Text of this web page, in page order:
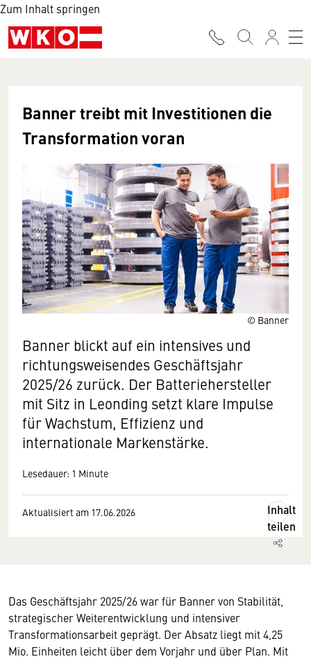
Zum Inhalt springen
© Banner
Banner treibt mit Investitionen die
Transformation voran
Banner blickt auf ein intensives und
richtungsweisendes Geschäftsjahr
2025/26 zurück. Der Batteriehersteller
mit Sitz in Leonding setzt klare Impulse
für Wachstum, Effizienz und
internationale Markenstärke.
Lesedauer: 1 Minute
Aktualisiert am 17.06.2026
Inhalt
teilen
Das Geschäftsjahr 2025/26 war für Banner von Stabilität,
strategischer Weiterentwicklung und intensiver
Transformationsarbeit geprägt. Der Absatz liegt mit 4,25
Mio. Einheiten leicht über dem Vorjahr und über Plan. Mit